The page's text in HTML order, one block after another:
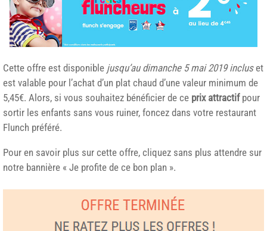
Cette offre est disponible jusqu’au dimanche 5 mai 2019 incluset
est valable pour l’achat d’un plat chaud d’une valeur minimum de
5,45€. Alors, si vous souhaitez bénéficier de ce prix attractifpour
sortir les enfants sans vous ruiner, foncez dans votre restaurant
Flunch préféré.
Pour en savoir plus sur cette offre, cliquez sans plus attendre sur
notre bannière « Je profite de ce bon plan ».